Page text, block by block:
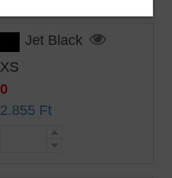
Jet Black
XS
0
2.855 Ft